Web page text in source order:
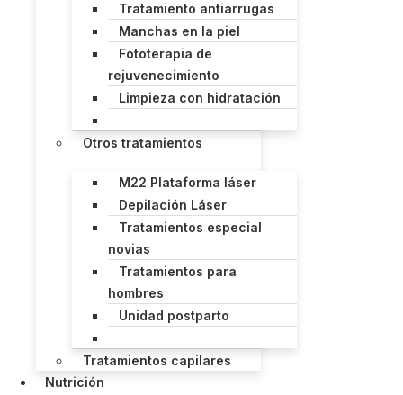
Tratamiento antiarrugas
Manchas en la piel
Fototerapia de
rejuvenecimiento
Limpieza con hidratación
Otros tratamientos
M22 Plataforma láser
Depilación Láser
Tratamientos especial
novias
Tratamientos para
hombres
Unidad postparto
Tratamientos capilares
Nutrición